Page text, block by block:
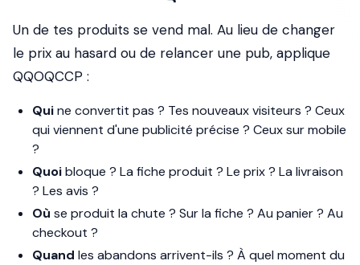
Un de tes produits se vend mal. Au lieu de changer
le prix au hasard ou de relancer une pub, applique
QQOQCCP :
Quine convertit pas ? Tes nouveaux visiteurs ? Ceux
qui viennent d'une publicité précise ? Ceux sur mobile
?
Quoibloque ? La fiche produit ? Le prix ? La livraison
? Les avis ?
Où se produit la chute ? Sur la fiche ? Au panier ? Au
checkout ?
Quand les abandons arrivent-ils ? À quel moment du